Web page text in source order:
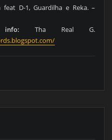
feat D-1, Guardilha e Reka. –
Tha Real G.